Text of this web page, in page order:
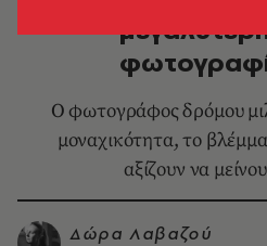
Ο φωτογράφος δρόμου
μοναχικότητα, το
αξίζουν να
Δώρα Λαβαζού